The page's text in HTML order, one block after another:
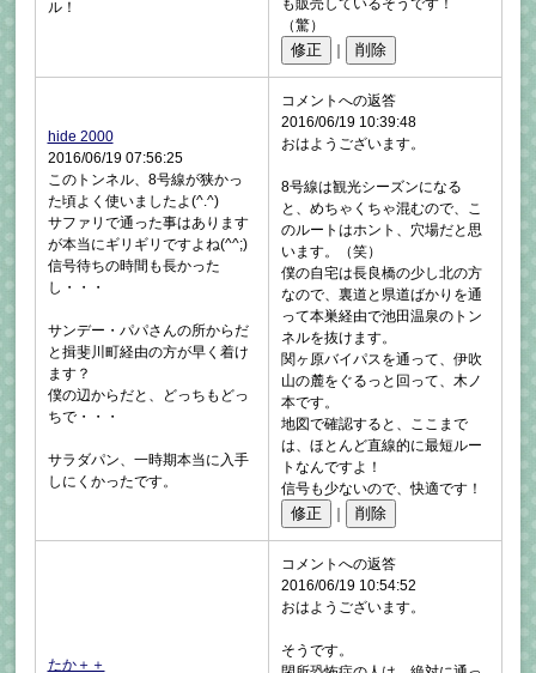
ル！
も販売しているそうです！
（驚）
hide 2000
2016/06/19 07:56:25
このトンネル、8号線が狭かっ
た頃よく使いましたよ(^.^)
サファリで通った事はあります
が本当にギリギリですよね(^^;)
信号待ちの時間も長かった
し・・・
サンデー・パパさんの所からだ
と揖斐川町経由の方が早く着け
ます？
僕の辺からだと、どっちもどっ
ちで・・・
サラダパン、一時期本当に入手
しにくかったです。
コメントへの返答
2016/06/19 10:39:48
おはようございます。
8号線は観光シーズンになる
と、めちゃくちゃ混むので、こ
のルートはホント、穴場だと思
います。（笑）
僕の自宅は長良橋の少し北の方
なので、裏道と県道ばかりを通
って本巣経由で池田温泉のトン
ネルを抜けます。
関ヶ原バイパスを通って、伊吹
山の麓をぐるっと回って、木ノ
本です。
地図で確認すると、ここまで
は、ほとんど直線的に最短ルー
トなんですよ！
信号も少ないので、快適です！
たか＋＋
コメントへの返答
2016/06/19 10:54:52
おはようございます。
そうです。